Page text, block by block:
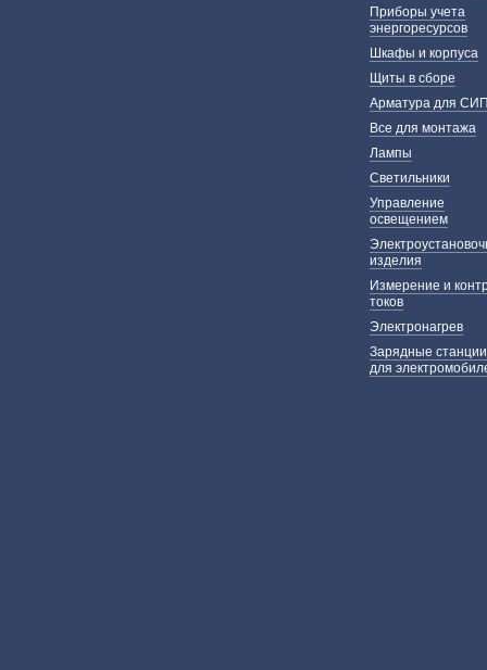
Приборы учета
энергоресурсов
Шкафы и корпуса
Щиты в сборе
Арматура для
Все для монтажа
Лампы
Светильники
Управление
освещением
изделия
Измерение и
токов
Электронагрев
Зарядные станции
для